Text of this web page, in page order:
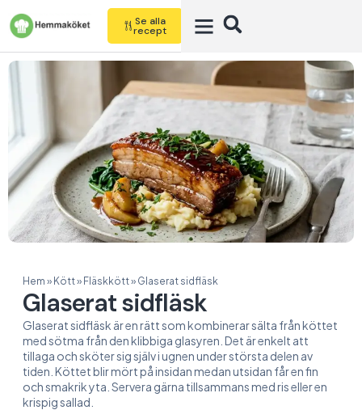
Se alla
recept
Hem » Kött» Fläskkött» Glaserat sidfläsk
Glaserat sidfläsk
Glaserat sidfläsk är en rätt som kombinerar sälta från köttet
med sötma från den klibbiga glasyren. Det är enkelt att
tillaga och sköter sig själv i ugnen under största delen av
tiden. Köttet blir mört på insidan medan utsidan får en fin
och smakrik yta. Servera gärna tillsammans med ris eller en
krispig sallad.